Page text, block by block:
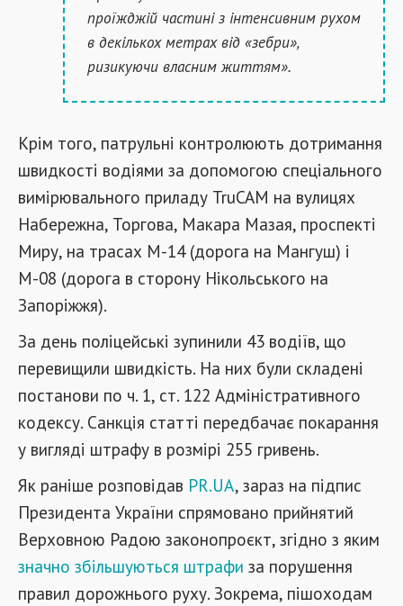
проїжджій частині з інтенсивним рухом
в декількох метрах від «зебри»,
ризикуючи власним життям».
Крім того, патрульні контролюють дотримання
швидкості водіями за допомогою спеціального
вимірювального приладу TruCAM на вулицях
Набережна, Торгова, Макара Мазая, проспекті
Миру, на трасах М-14 (дорога на Мангуш) і
М-08 (дорога в сторону Нікольського на
Запоріжжя).
За день поліцейські зупинили 43 водіїв, що
перевищили швидкість. На них були складені
постанови по ч. 1, ст. 122 Адміністративного
кодексу. Санкція статті передбачає покарання
у вигляді штрафу в розмірі 255 гривень.
Як раніше розповідав PR.UA, зараз на підпис
Президента України спрямовано прийнятий
Верховною Радою законопроєкт, згідно з яким
значно збільшуються штрафи за порушення
правил дорожнього руху. Зокрема, пішоходам